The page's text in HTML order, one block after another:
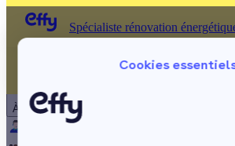
Cookies
À propos
Spécialiste rénovation
Spécialiste rénovation